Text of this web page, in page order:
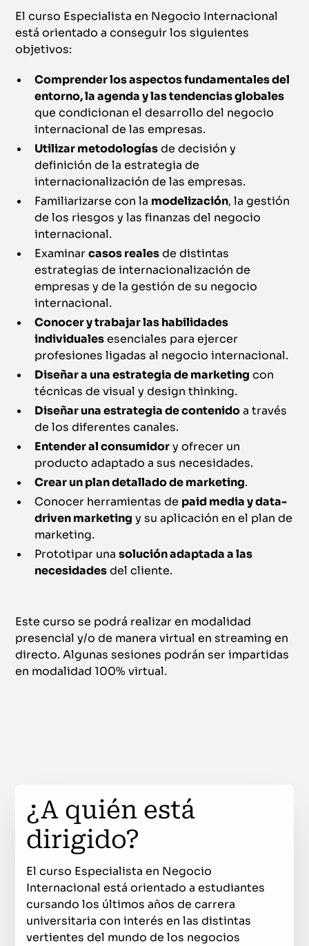
El curso Especialista en Negocio Internacional
está orientado a conseguir los siguientes
objetivos:
Comprender los aspectos fundamentales del
entorno, la agenda y las tendencias globales
que condicionan el desarrollo del negocio
internacional de las empresas.
Utilizar metodologíasde decisión y
definición de la estrategia de
internacionalización de las empresas.
Familiarizarse con la modelización, la gestión
de los riesgos y las finanzas del negocio
internacional.
Examinarcasos realesde distintas
estrategias de internacionalización de
empresas y de la gestión de su negocio
internacional.
Conocer y trabajar las habilidades
individualesesenciales para ejercer
profesiones ligadas al negocio internacional.
Diseñar a una estrategia de marketing con
técnicas de visual y design thinking.
Diseñar una estrategia de contenidoa través
de los diferentes canales.
Entender al consumidory ofrecer un
producto adaptado a sus necesidades.
Crear un plan detallado de marketing.
Conocer herramientas de paid media y data-
driven marketing y su aplicación en el plan de
marketing.
Prototipar unasolución adaptada a las
necesidadesdel cliente.
Este curso se podrá realizar en modalidad
presencial y/o de manera virtual en streaming en
directo. Algunas sesiones podrán ser impartidas
en modalidad 100% virtual.
¿A quién está
dirigido?
El curso Especialista en Negocio
Internacional está orientado a estudiantes
cursando los últimos años de carrera
universitaria con interés en las distintas
vertientes del mundo de los negocios